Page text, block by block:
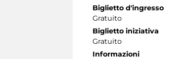
Biglietto d'ingresso
Gratuito
Biglietto iniziativa
Gratuito
Informazioni